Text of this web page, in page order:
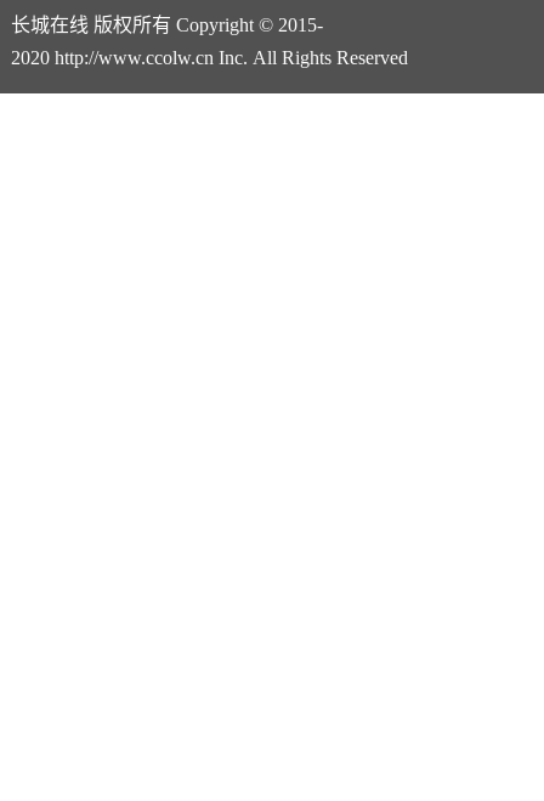
长城在线 版权所有 Copyright © 2015-
2020 http://www.ccolw.cn Inc. All Rights Reserved